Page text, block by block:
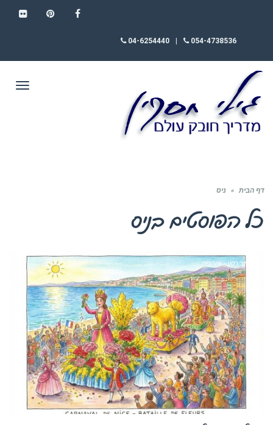
054-4738536
04-6254440
דף הבית » ניס
כל הפוסטים בניס
חומר רקע - אירופה